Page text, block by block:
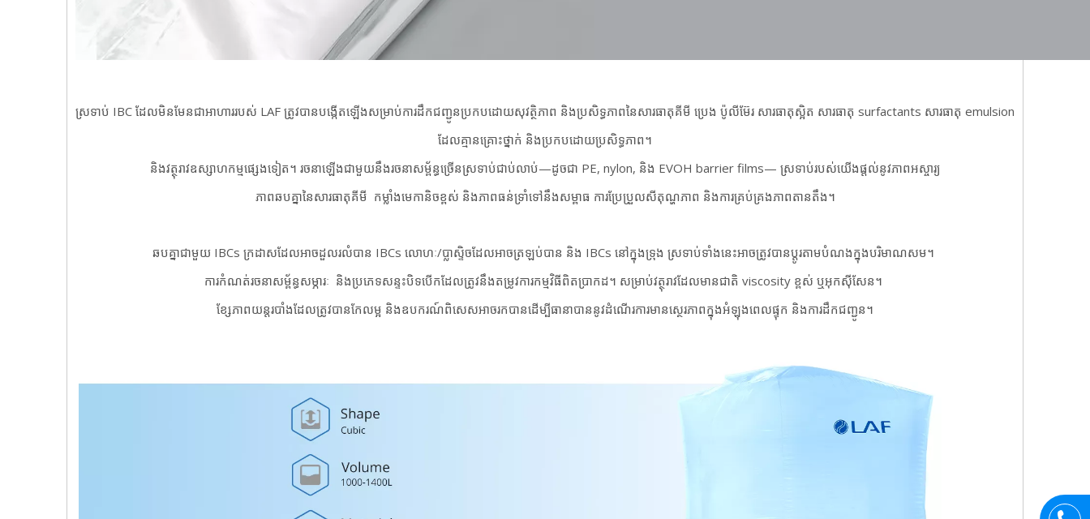
ស្រទាប់ IBC ដែលមិនមែនជាអាហាររបស់ LAF ត្រូវបានបង្កើតឡើងសម្រាប់ការដឹកជញ្ជូនប្រកបដោយសុវត្ថិភាព និងប្រសិទ្ធភាពនៃសារធាតុគីមី ប្រេង ប៉ូលីម៊ែរ សារធាតុស្អិត សារធាតុ surfactants សារធាតុ emulsion
ដែលគ្មានគ្រោះថ្នាក់ និងប្រកបដោយប្រសិទ្ធភាព។
និងវត្ថុរាវឧស្សាហកម្មផ្សេងទៀត។ រចនាឡើងជាមួយនឹងរចនាសម្ព័ន្ធច្រើនស្រទាប់ជាប់លាប់—ដូចជា PE, nylon, និង EVOH barrier films— ស្រទាប់របស់យើងផ្តល់នូវភាពអស្ចារ្យ
ភាពឆបគ្នានៃសារធាតុគីមី កម្លាំងមេកានិចខ្ពស់ និងភាពធន់ទ្រាំទៅនឹងសម្ពាធ ការប្រែប្រួលសីតុណ្ហភាព និងការគ្រប់គ្រងភាពតានតឹង។
ឆបគ្នាជាមួយ IBCs ក្រដាសដែលអាចដួលរលំបាន IBCs លោហៈ/ប្លាស្ទិចដែលអាចត្រឡប់បាន និង IBCs នៅក្នុងទ្រុង ស្រទាប់ទាំងនេះអាចត្រូវបានប្ដូរតាមបំណងក្នុងបរិមាណសម។
ការកំណត់រចនាសម្ព័ន្ធសម្ភារៈ និងប្រភេទសន្ទះបិទបើកដែលត្រូវនឹងតម្រូវការកម្មវិធីពិតប្រាកដ។ សម្រាប់វត្ថុរាវដែលមានជាតិ viscosity ខ្ពស់ ឬអុកស៊ីសែន។
ខ្សែភាពយន្តរបាំងដែលត្រូវបានកែលម្អ និងឧបករណ៍ពិសេសអាចរកបានដើម្បីធានាបាននូវដំណើរការមានស្ថេរភាពក្នុងអំឡុងពេលផ្ទុក និងការដឹកជញ្ជូន។